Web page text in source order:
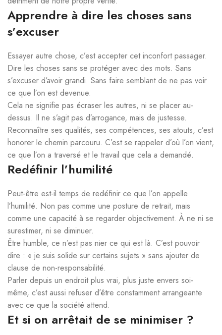
Apprendre à dire les choses sans
s’excuser
Essayer autre chose, c’est accepter cet inconfort passager.
Dire les choses sans se protéger avec des mots. Sans
s’excuser d’avoir grandi. Sans faire semblant de ne pas voir
ce que l’on est devenue.
Cela ne signifie pas écraser les autres, ni se placer au-
dessus. Il ne s’agit pas d’arrogance, mais de justesse.
Reconnaître ses qualités, ses compétences, ses atouts, c’est
honorer le chemin parcouru. C’est se rappeler d’où l’on vient,
ce que l’on a traversé et le travail que cela a demandé.
Redéfinir l’humilité
Peut-être est-il temps de redéfinir ce que l’on appelle
l’humilité. Non pas comme une posture de retrait, mais
comme une capacité à se regarder objectivement. À ne ni se
surestimer, ni se diminuer.
Être humble, ce n’est pas nier ce qui est là. C’est pouvoir
dire : « je suis solide sur certains sujets » sans ajouter de
clause de non-responsabilité.
Parler depuis un endroit plus vrai, plus juste envers soi-
même, c’est aussi refuser d’être constamment arrangeante
avec ce que la société attend.
Et si on arrêtait de se minimiser ?